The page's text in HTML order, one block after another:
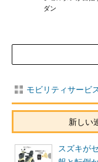
ダン
モビリティサービ
新しい
スズキが